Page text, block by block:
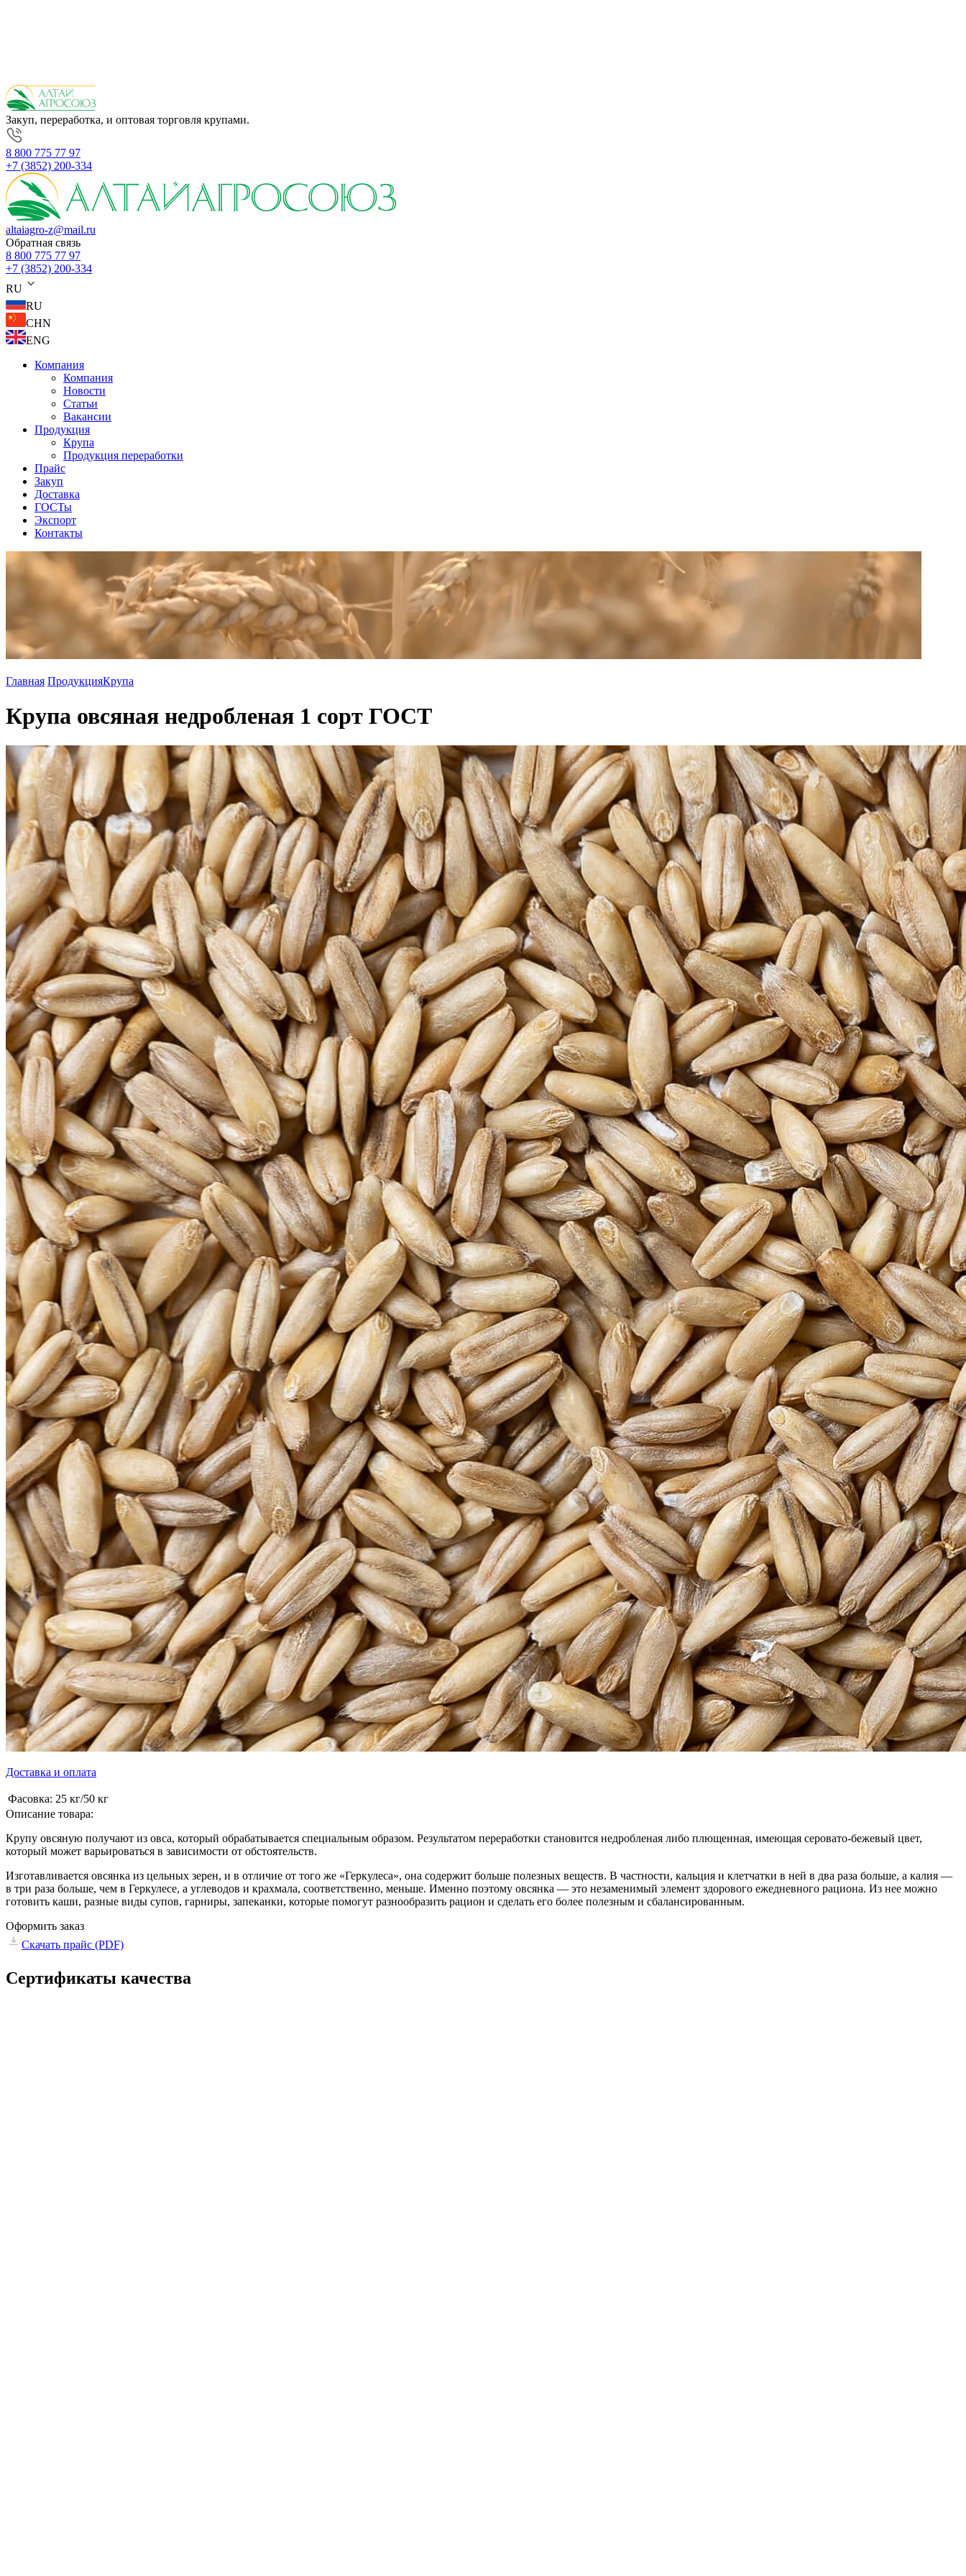
Закуп, переработка, и оптовая торговля крупами.
8 800 775 77 97
+7 (3852) 200-334
altaiagro-z@mail.ru
Обратная связь
8 800 775 77 97
+7 (3852) 200-334
RU
RU
CHN
ENG
Компания
Компания
Новости
Статьи
Вакансии
Продукция
Крупа
Продукция переработки
Прайс
Закуп
Доставка
ГОСТы
Экспорт
Контакты
Главная ПродукцияКрупа
Крупа овсяная недробленая 1 сорт ГОСТ
Доставка и оплата
Фасовка: 25 кг/50 кг
Описание товара:
Крупу овсяную получают из овса, который обрабатывается специальным образом. Результатом переработки становится недробленая либо плющенная, имеющая серовато-бежевый цвет,
который может варьироваться в зависимости от обстоятельств.
Изготавливается овсянка из цельных зерен, и в отличие от того же «Геркулеса», она содержит больше полезных веществ. В частности, кальция и клетчатки в ней в два раза больше, а калия —
в три раза больше, чем в Геркулесе, а углеводов и крахмала, соответственно, меньше. Именно поэтому овсянка — это незаменимый элемент здорового ежедневного рациона. Из нее можно
готовить каши, разные виды супов, гарниры, запеканки, которые помогут разнообразить рацион и сделать его более полезным и сбалансированным.
Оформить заказ
Скачать прайс (PDF)
Сертификаты качества